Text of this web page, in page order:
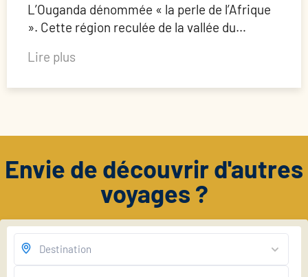
L’Ouganda dénommée « la perle de l’Afrique
». Cette région reculée de la vallée du…
Lire plus
Envie de découvrir d'autres
voyages ?